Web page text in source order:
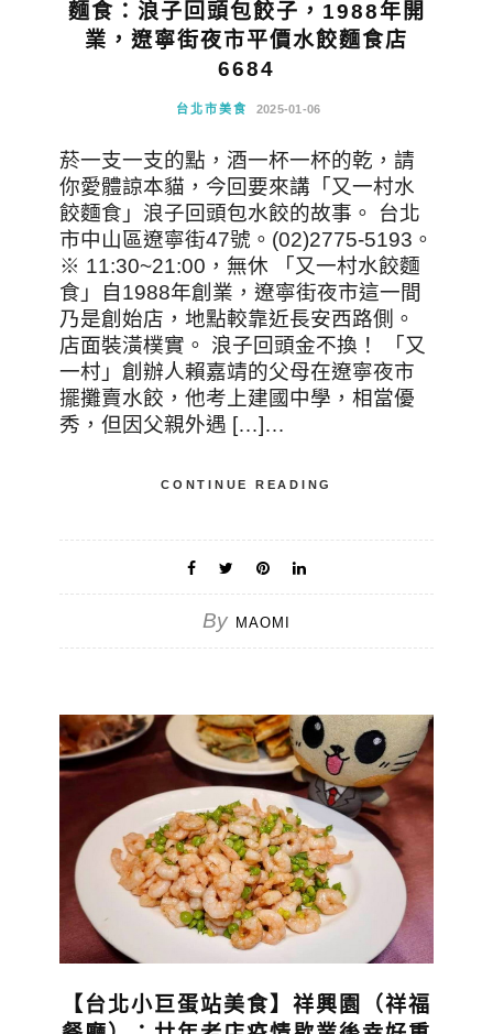
麵食：浪子回頭包餃子，1988年開
業，遼寧街夜市平價水餃麵食店
6684
台北市美食 2025-01-06
菸一支一支的點，酒一杯一杯的乾，請
你愛體諒本貓，今回要來講「又一村水
餃麵食」浪子回頭包水餃的故事。 台北
市中山區遼寧街47號。(02)2775-5193。
※ 11:30~21:00，無休 「又一村水餃麵
食」自1988年創業，遼寧街夜市這一間
乃是創始店，地點較靠近長安西路側。
店面裝潢樸實。 浪子回頭金不換！ 「又
一村」創辦人賴嘉靖的父母在遼寧夜市
擺攤賣水餃，他考上建國中學，相當優
秀，但因父親外遇 […]…
CONTINUE READING
By MAOMI
【台北小巨蛋站美食】祥興園（祥福